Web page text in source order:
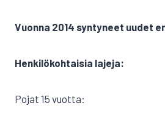
Vuonna 2014 syntyneet uudet
Henkilökohtaisia lajeja:
Pojat 15 vuotta: